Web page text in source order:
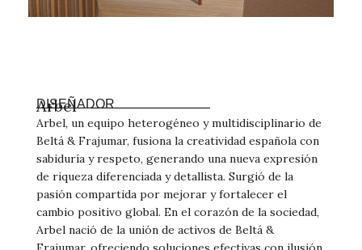
Arbel
DISEÑADOR
Arbel, un equipo heterogéneo y multidisciplinario de
Beltá & Frajumar, fusiona la creatividad española con
sabiduría y respeto, generando una nueva expresión
de riqueza diferenciada y detallista. Surgió de la
pasión compartida por mejorar y fortalecer el
cambio positivo global. En el corazón de la sociedad,
Arbel nació de la unión de activos de Beltá &